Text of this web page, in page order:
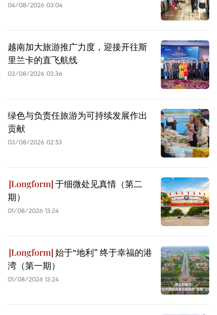
04/08/2026 03:04
越南加大旅游推广力度，迎接开往斯
里兰卡的直飞航线
03/08/2026 03:36
绿色与负责任旅游为可持续发展作出
贡献
03/08/2026 02:53
于细微处见真情（第二
期）
01/08/2026 13:24
始于“地利” 终于幸福的港
湾（第一期）
01/08/2026 13:24